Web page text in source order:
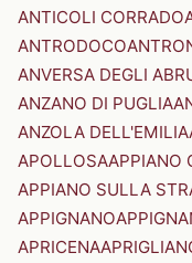
ANTICOLI CORRADO
ANTRODOCO
ANVERSA DEGLI
ANZANO DI PUGLIA
ANZOLA DELL'EMILIA
APOLLOSAAPPIANO
APPIANO SULLA
APPIGNANO
APRICENA